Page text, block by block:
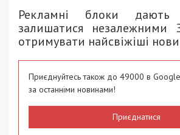
Рекламні блоки
залишатися
отримувати найсвіжіші
Приєднуйтесь також до 49000 в Google
за останніми новинами!
Приєднатися